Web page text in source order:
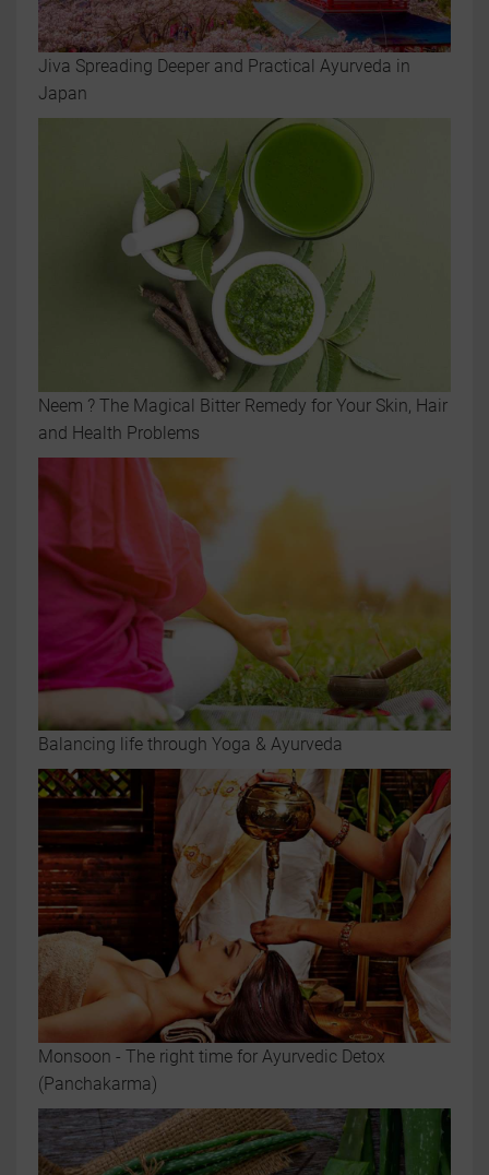
Jiva Spreading Deeper and Practical Ayurveda in
Japan
Neem ? The Magical Bitter Remedy for Your Skin, Hair
and Health Problems
Balancing life through Yoga & Ayurveda
Monsoon - The right time for Ayurvedic Detox
(Panchakarma)